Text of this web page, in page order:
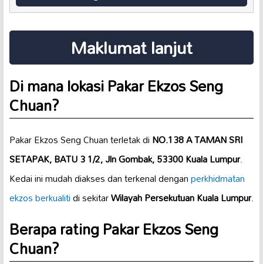
Maklumat lanjut
Di mana lokasi Pakar Ekzos Seng
Chuan?
Pakar Ekzos Seng Chuan terletak diNO.138 A TAMAN SRI
SETAPAK, BATU 3 1/2, Jln Gombak, 53300 Kuala Lumpur.
Kedai ini mudah diakses dan terkenal denganperkhidmatan
ekzos berkualitidi sekitarWilayah Persekutuan Kuala Lumpur.
Berapa rating Pakar Ekzos Seng
Chuan?